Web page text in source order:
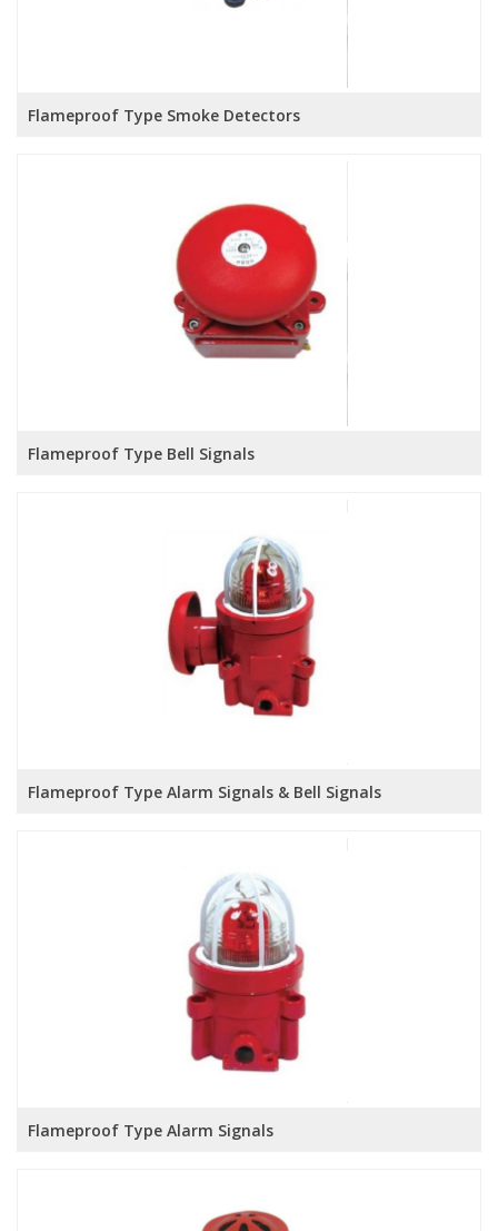
Flameproof Type Smoke Detectors
Flameproof Type Bell Signals
Flameproof Type Alarm Signals & Bell Signals
Flameproof Type Alarm Signals